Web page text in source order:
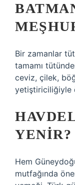
Bir zamanlar
tamamı
ceviz, çilek,
yetiştiriciliğiyle
YENIR?
Hem
mutfağında